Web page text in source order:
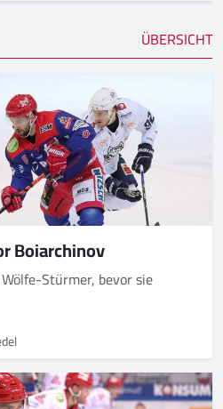
ÜBERSICHT
Boiarchinov
Stürmer, bevor sie